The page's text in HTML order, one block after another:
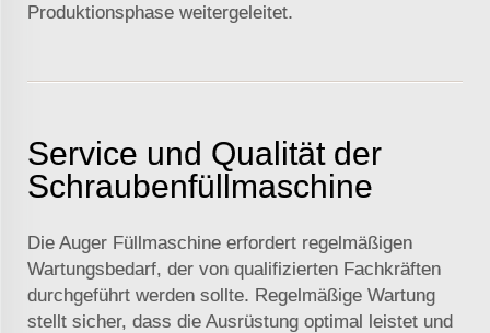
Produktionsphase weitergeleitet.
Service und Qualität der
Schraubenfüllmaschine
Die Auger Füllmaschine erfordert regelmäßigen
Wartungsbedarf, der von qualifizierten Fachkräften
durchgeführt werden sollte. Regelmäßige Wartung
stellt sicher, dass die Ausrüstung optimal leistet und